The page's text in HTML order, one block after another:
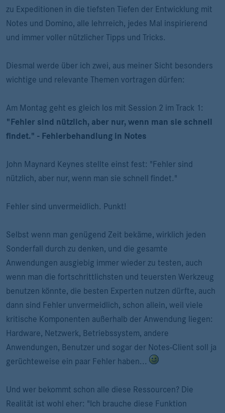
zu Expeditionen in die tiefsten Tiefen der Entwicklung mit
Notes und Domino, alle lehrreich, jedes Mal inspirierend
und immer voller nützlicher Tipps und Tricks.
Diesmal werde über ich zwei, aus meiner Sicht besonders
wichtige und relevante Themen vortragen dürfen:
Am Montag geht es gleich los mit Session 2 im Track 1:
"Fehler sind nützlich, aber nur, wenn man sie schnell
findet." - Fehlerbehandlung in Notes
John Maynard Keynes stellte einst fest: "Fehler sind
nützlich, aber nur, wenn man sie schnell findet."
Fehler sind unvermeidlich. Punkt!
Selbst wenn man genügend Zeit bekäme, wirklich jeden
Sonderfall durch zu denken, und die gesamte
Anwendungen ausgiebig immer wieder zu testen, auch
wenn man die fortschrittlichsten und teuersten Werkzeug
benutzen könnte, die besten Experten nutzen dürfte, auch
dann sind Fehler unvermeidlich, schon allein, weil viele
kritische Komponenten außerhalb der Anwendung liegen:
Hardware, Netzwerk, Betriebssystem, andere
Anwendungen, Benutzer und sogar der Notes-Client soll ja
gerüchteweise ein paar Fehler haben...
Und wer bekommt schon alle diese Ressourcen? Die
Realität ist wohl eher: "Ich brauche diese Funktion